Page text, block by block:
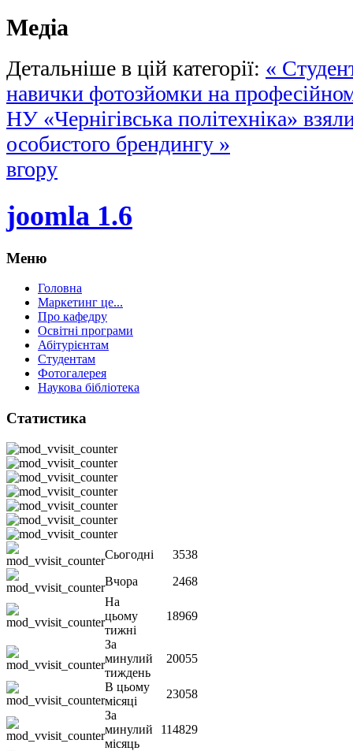
Медіа
Детальніше в цій категорії: «
навички фотозйомки на
НУ «Чернігівська політехніка»
особистого брендингу »
вгору
joomla 1.6
Меню
Головна
Маркетинг це...
Про кафедру
Освітні програми
Абітурієнтам
Студентам
Фотогалерея
Наукова бібліотека
Статистика
Сьогодні
3538
Вчора
2468
На
цьому
тижні
18969
За
минулий
тиждень
20055
В цьому
місяці
23058
За
минулий
місяць
114829